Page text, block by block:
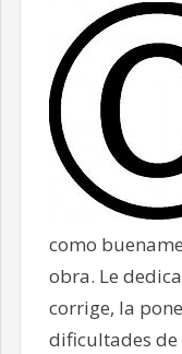
como
obra. Le
corrige, la
dificultades